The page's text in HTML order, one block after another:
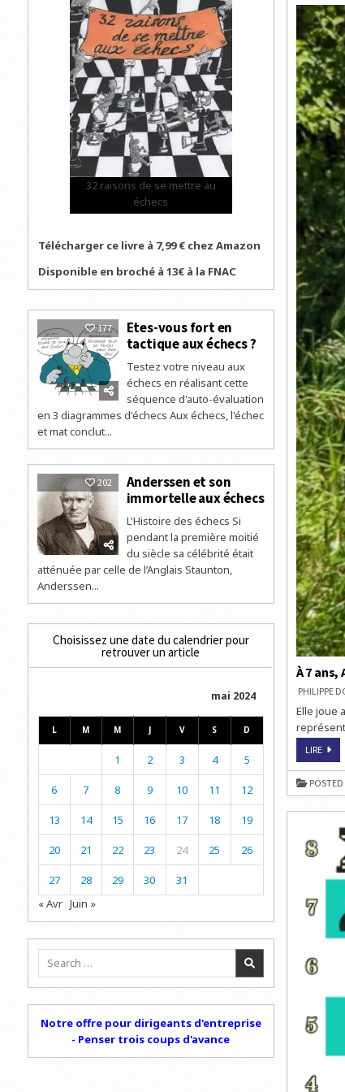
À 7
PHILIPPE
Elle joue
LIREÀ
ANS,
ANAH
DÉJÀ
32 raisons de se mettre au
échecs
Télécharger ce livre à 7,99 € chez Amazon
Disponible en broché à 13€ à la FNAC
177
Etes-vous fort en
tactique aux échecs ?
Testez votre niveau aux
échecs en réalisant cette
séquence d'auto-évaluation
en 3 diagrammes d'échecs Aux échecs, l'échec
et mat conclut...
202
Anderssen et son
immortelle aux échecs
L'Histoire des échecs Si
pendant la première moitié
du siècle sa célébrité était
atténuée par celle de l’Anglais Staunton,
Anderssen...
Choisissez une date du calendrier pour
retrouver un article
mai 2024
L M M J V S D
1 2 3 4 5
6 7 8 9 10 11 12
13 14 15 16 17 18 19
20 21 22 23 24 25 26
27 28 29 30
31
« Avr Juin »
Search
Notre offre pour dirigeants d'entreprise
- Penser trois coups d'avance